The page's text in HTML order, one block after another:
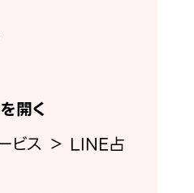
開く
ビス ＞ LINE占